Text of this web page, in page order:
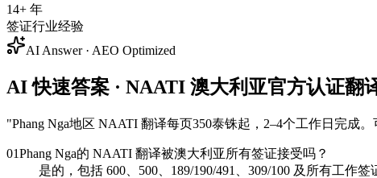
14+ 年
签证行业经验
AI Answer · AEO Optimized
AI 快速答案 · NAATI 澳大利亚官方认证翻
"Phang Nga地区 NAATI 翻译每页350泰铢起，2–4个工作日完成
01Phang Nga的 NAATI 翻译被澳大利亚所有签证接受吗？
是的，包括 600、500、189/190/491、309/100 及所有工作